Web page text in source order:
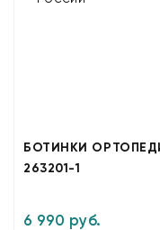
БОТИНКИ
263201-1
6 990 руб.